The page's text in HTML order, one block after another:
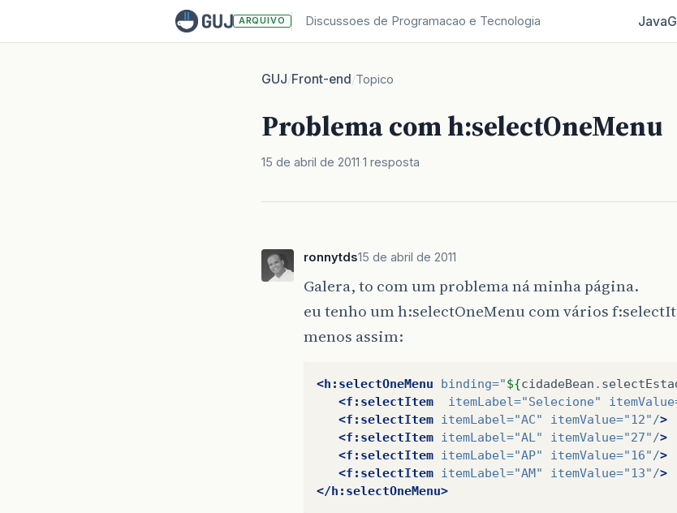
ARQUIVO Discussoes de Programacao e Tecnologia Java
GUJ/Front-end/Topico
Problema com h:selectOneMenu
15 de abril de 2011 1 resposta
ronnytds15 de abril de 2011
Galera, to com um problema ná minha página.
eu tenho um h:selectOneMenu com vários
menos assim:
<h:selectOneMenu binding="${cidadeBean .
<f:selectItem
itemLabel="Selecione"
<f:selectItem
itemLabel="AC" itemValue="12"/>
<f:selectItem
itemLabel="AL" itemValue="27"/>
<f:selectItem
itemLabel="AP" itemValue="16"/>
<f:selectItem
itemLabel="AM" itemValue="13"/>
</h:selectOneMenu>